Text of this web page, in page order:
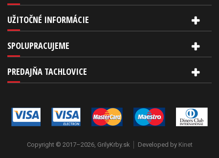
UŽITOČNÉ INFORMÁCIE
SPOLUPRACUJEME
PREDAJŇA TACHLOVICE
Copyright © 2017–2026, GrilyKrby.sk Developed by Kinet